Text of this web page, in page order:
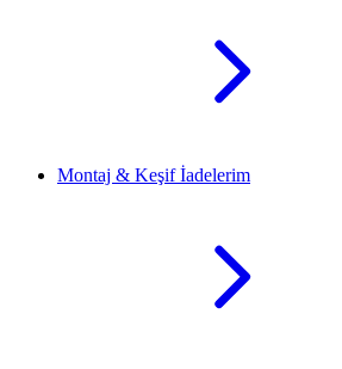
Montaj & Keşif İadelerim